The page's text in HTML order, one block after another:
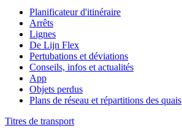
Planificateur d'itinéraire
Arrêts
Lignes
De Lijn Flex
Pertubations et déviations
Conseils, infos et actualités
App
Objets perdus
Plans de réseau et répartitions des quais
Titres de transport